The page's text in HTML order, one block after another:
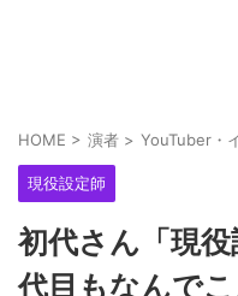
HOME > 演者 > YouTuber・
現役設定師
初代さん「現
代目もなんで